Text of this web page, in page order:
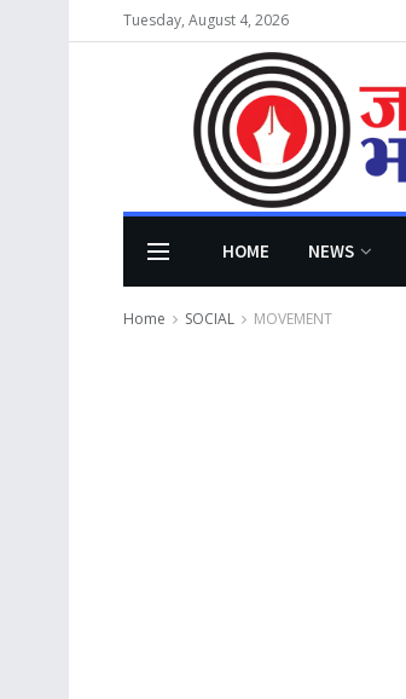
Tuesday, August 4, 2026
HOME NEWS
Home SOCIAL MOVEMENT